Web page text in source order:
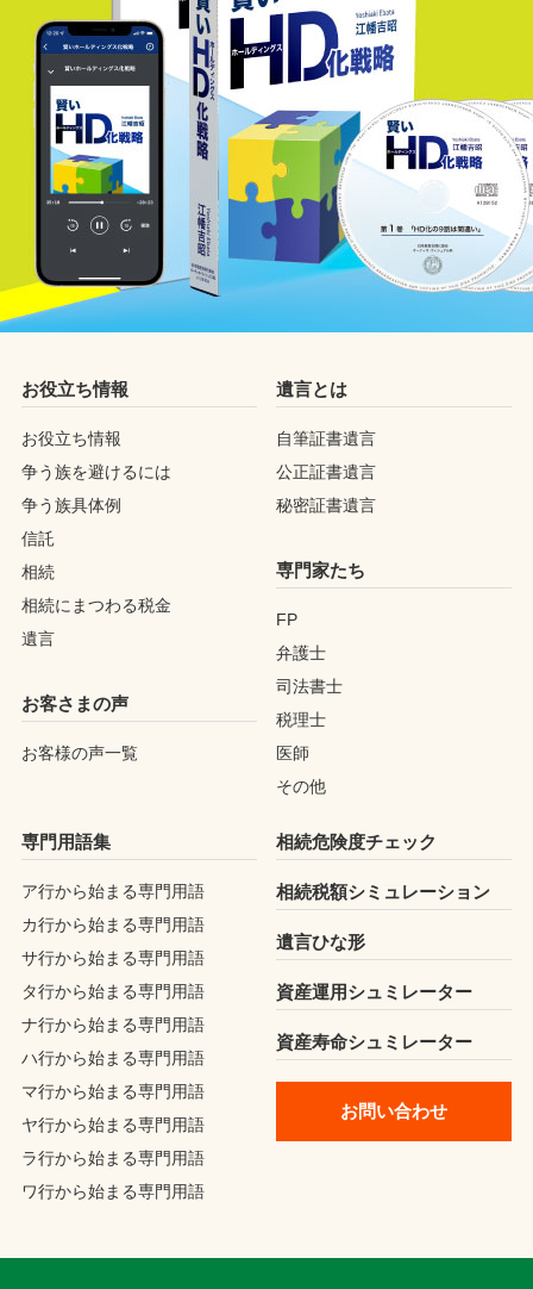
お役立ち情報
お役立ち情報
争う族を避けるには
争う族具体例
信託
相続
相続にまつわる税金
遺言
お客さまの声
お客様の声一覧
遺言とは
自筆証書遺言
公正証書遺言
秘密証書遺言
専門家たち
FP
弁護士
司法書士
税理士
医師
その他
専門用語集
ア行から始まる専門用語
カ行から始まる専門用語
サ行から始まる専門用語
タ行から始まる専門用語
ナ行から始まる専門用語
ハ行から始まる専門用語
マ行から始まる専門用語
ヤ行から始まる専門用語
ラ行から始まる専門用語
ワ行から始まる専門用語
相続危険度チェック
相続税額シミュレーション
遺言ひな形
資産運用シュミレーター
資産寿命シュミレーター
お問い合わせ